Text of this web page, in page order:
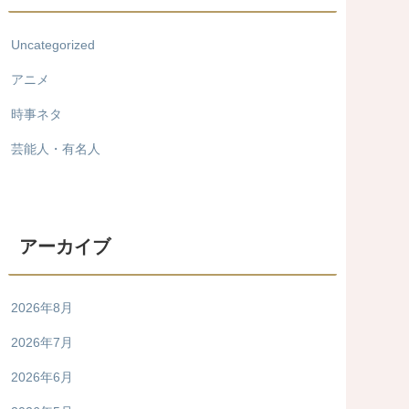
Uncategorized
アニメ
時事ネタ
芸能人・有名人
アーカイブ
2026年8月
2026年7月
2026年6月